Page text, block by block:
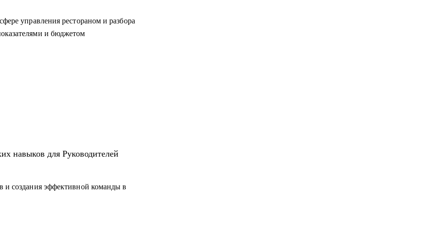
управления рестораном и разбора
и бюджетом
навыков для Руководителей
и создания эффективной команды в